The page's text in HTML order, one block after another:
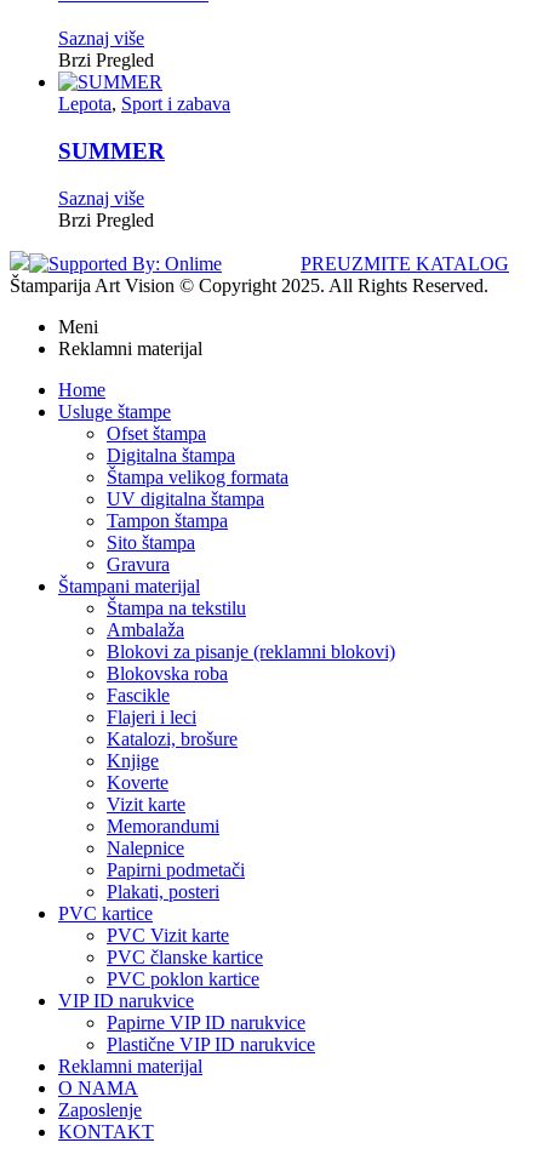
Saznaj više
Brzi Pregled
Lepota, Sport i zabava
SUMMER
Saznaj više
Brzi Pregled
PREUZMITE KATALOG
Štamparija Art Vision © Copyright 2025. All Rights Reserved.
Meni
Reklamni materijal
Home
Usluge štampe
Ofset štampa
Digitalna štampa
Štampa velikog formata
UV digitalna štampa
Tampon štampa
Sito štampa
Gravura
Štampani materijal
Štampa na tekstilu
Ambalaža
Blokovi za pisanje (reklamni blokovi)
Blokovska roba
Fascikle
Flajeri i leci
Katalozi, brošure
Knjige
Koverte
Vizit karte
Memorandumi
Nalepnice
Papirni podmetači
Plakati, posteri
PVC kartice
PVC Vizit karte
PVC članske kartice
PVC poklon kartice
VIP ID narukvice
Papirne VIP ID narukvice
Plastične VIP ID narukvice
Reklamni materijal
O NAMA
Zaposlenje
KONTAKT